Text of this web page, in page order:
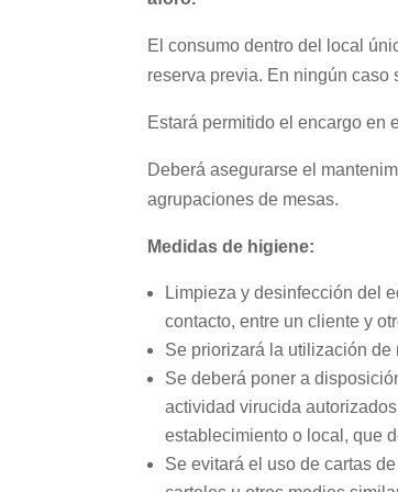
El consumo dentro del local
reserva previa. En ningún caso
Estará permitido el encargo en
Deberá asegurarse el
agrupaciones de mesas.
Medidas de higiene:
Limpieza y desinfección del
contacto, entre un cliente y
Se priorizará la utilización
Se deberá poner a
actividad virucida
establecimiento o local, que
Se evitará el uso de cartas